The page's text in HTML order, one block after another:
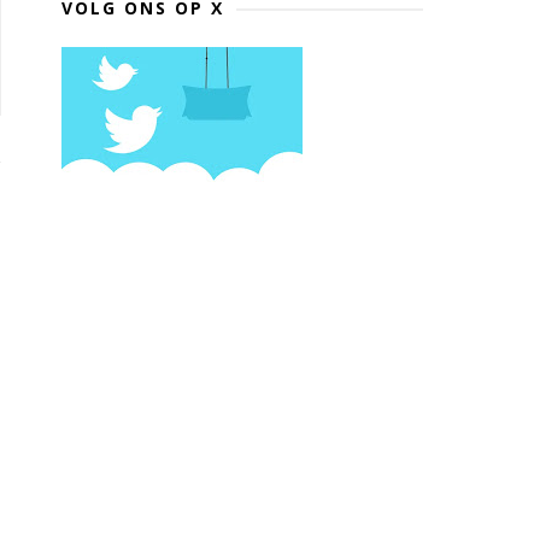
VOLG ONS OP X